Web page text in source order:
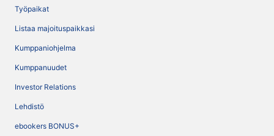
Työpaikat
Listaa majoituspaikkasi
Kumppaniohjelma
Kumppanuudet
Investor Relations
Lehdistö
ebookers BONUS+